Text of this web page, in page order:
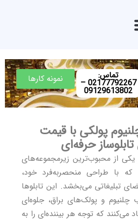
تماس:
02177792267 –
09129613802
نمونه کارها
پولکی با قیمت
حرفه‌ای
یکی از محبوب‌ترین زیرمجموعه‌های
با طراحی منحصربه‌فرد خود،
تبلیغاتی می‌بخشد. این تابلوها
چلنیوم و پولک‌های براق، جلوه‌ای
که توجه هر بیننده‌ای را به